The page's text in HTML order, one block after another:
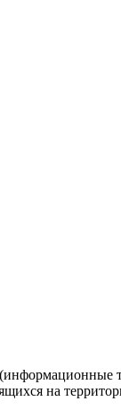
(информационные
на